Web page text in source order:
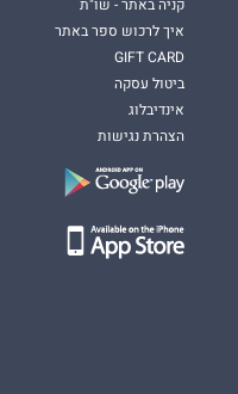
קניה באתר - שו"ת
איך לרכוש ספר באתר
GIFT CARD
ביטול עסקה
אינדיבלוג
הצהרת נגישות